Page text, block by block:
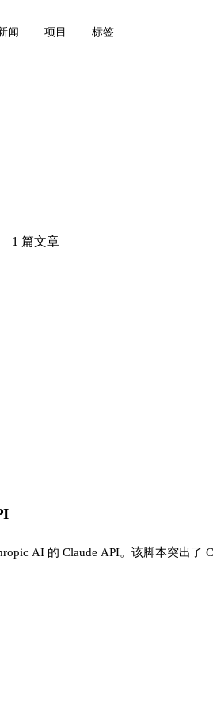
闻 项目 标签
1 篇文章
AI 的 Claude API。该脚本突出了